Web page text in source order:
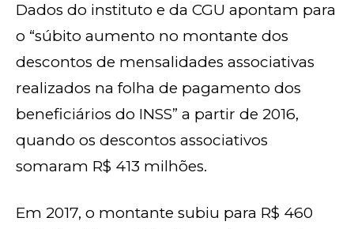
Dados do instituto e da CGU apontam para
o “súbito aumento no montante dos
descontos de mensalidades associativas
realizados na folha de pagamento dos
beneficiários do INSS” a partir de 2016,
quando os descontos associativos
somaram R$ 413 milhões.
Em 2017, o montante subiu para R$ 460